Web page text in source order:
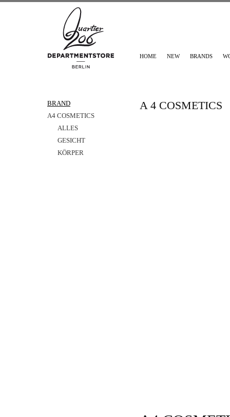
HOME NEW BRANDS
BRAND
A4 COSMETICS
ALLES
GESICHT
KÖRPER
A 4 COSMETICS